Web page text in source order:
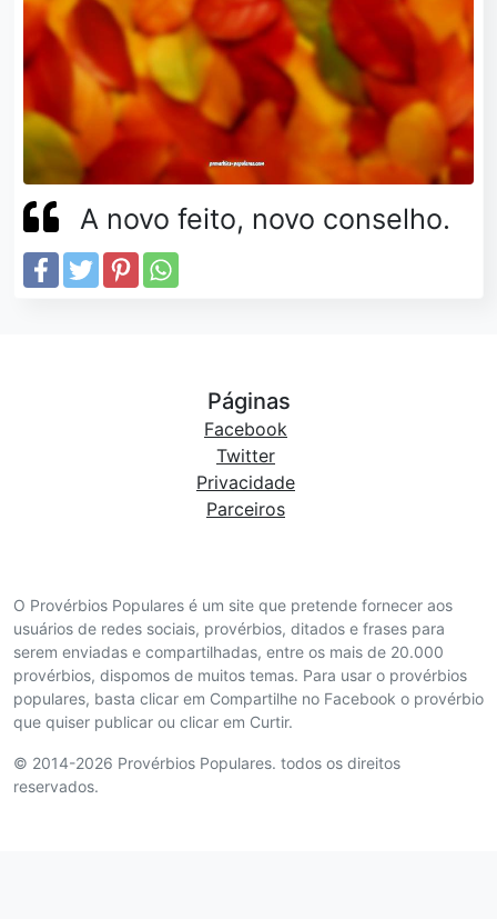
A novo feito, novo conselho.
O Provérbios Populares é um site que pretende fornecer aos
usuários de redes sociais, provérbios, ditados e frases para
serem enviadas e compartilhadas, entre os mais de 20.000
provérbios, dispomos de muitos temas. Para usar o provérbios
populares, basta clicar em Compartilhe no Facebook o provérbio
que quiser publicar ou clicar em Curtir.
© 2014-2026 Provérbios Populares. todos os direitos
reservados.
Páginas
Facebook
Twitter
Privacidade
Parceiros